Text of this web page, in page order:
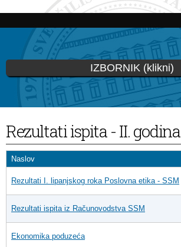
Skoči
glavni
sadržaj
IZBORNIK (klikni)
Vi ste ovdje
Rezultati ispita - II. godina
Naslov
Rezultati I. lipanjskog roka Poslovna etika - SSM
Rezultati ispita iz Računovodstva SSM
Ekonomika poduzeća